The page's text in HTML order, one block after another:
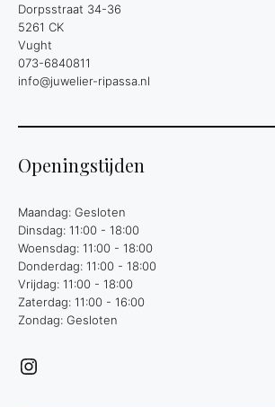
Dorpsstraat 34-36
5261 CK
Vught
073-6840811
info@juwelier-ripassa.nl
Openingstijden
Maandag: Gesloten
Dinsdag: 11:00 - 18:00
Woensdag: 11:00 - 18:00
Donderdag: 11:00 - 18:00
Vrijdag: 11:00 - 18:00
Zaterdag: 11:00 - 16:00
Zondag: Gesloten
Instagram